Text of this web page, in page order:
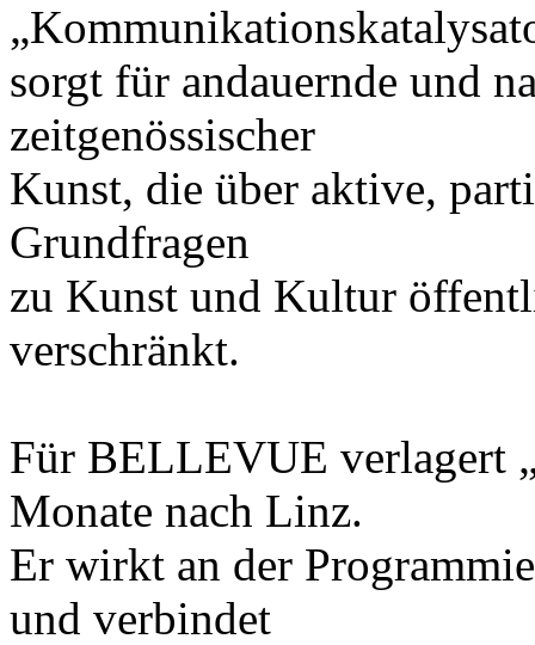
sorgt für andauernde und
zeitgenössischer
Kunst, die über aktive,
Grundfragen
zu Kunst und Kultur
verschränkt.
Für BELLEVUE verlagert
Monate nach Linz.
Er wirkt an der
und verbindet